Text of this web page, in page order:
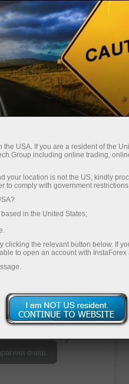
Lamborghini Huracan
от
от ИнстаФорек
число 76553 было
2019 года.
очиш
очиш
USA. If you are a resident of the
Group including online trading,
your location is not the US, kindly
to comply with government
in the United States;
clicking the relevant button below. If
to open an account with InstaForex